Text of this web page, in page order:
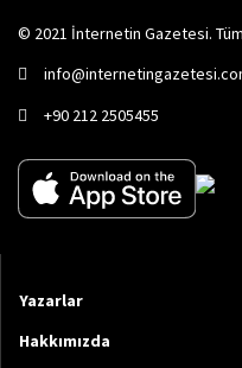
© 2021 İnternetin Gazetesi. Tüm
+90 212 2505455
Yazarlar
Hakkımızda